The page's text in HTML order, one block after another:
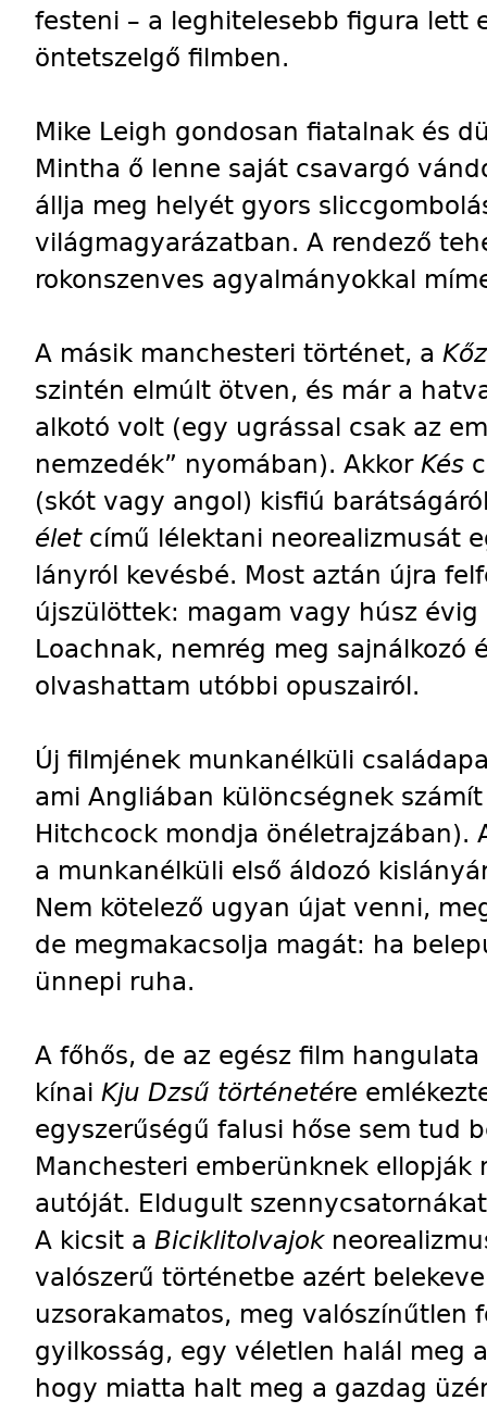
festeni – a leghitelesebb figura lett
öntetszelgő filmben.
Mike Leigh gondosan fiatalnak és
Mintha ő lenne saját csavargó
állja meg helyét gyors
világmagyarázatban. A rendező
rokonszenves agyalmányokkal
A másik manchesteri történet, a
szintén elmúlt ötven, és már a
alkotó volt (egy ugrással csak az
nemzedék” nyomában). Akkor Kés
(skót vagy angol) kisfiú
élet című lélektani neorealizmusát
lányról kevésbé. Most aztán újra
újszülöttek: magam vagy húsz
Loachnak, nemrég meg sajnálkozó
olvashattam utóbbi opuszairól.
Új filmjének munkanélküli
ami Angliában különcségnek
Hitchcock mondja önéletrajzában).
a munkanélküli első áldozó
Nem kötelező ugyan újat venni,
de megmakacsolja magát: ha
ünnepi ruha.
A főhős, de az egész film
kínai Kju Dzsű történetére
egyszerűségű falusi hőse sem tud
Manchesteri emberünknek ellopják
autóját. Eldugult
A kicsit a Biciklitolvajok
valószerű történetbe azért
uzsorakamatos, meg valószínűtlen
gyilkosság, egy véletlen halál meg
hogy miatta halt meg a gazdag